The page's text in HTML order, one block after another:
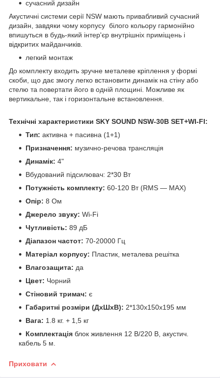
сучасний дизайн
Акустичні системи серії NSW мають привабливий сучасний
дизайн, завдяки чому корпусу білого кольору гармонійно
впишуться в будь-який інтер'єр внутрішніх приміщень і
відкритих майданчиків.
легкий монтаж
До комплекту входить зручне металеве кріплення у формі
скоби, що дає змогу легко встановити динамік на стіну або
стелю та повертати його в одній площині. Можливе як
вертикальне, так і горизонтальне встановлення.
Технічні характеристики SKY SOUND NSW-30B SET+WI-FI:
Тип: активна + пасивна (1+1)
Призначення: музично-речова трансляція
Динамік: 4"
Вбудований підсилювач: 2*30 Вт
Потужність комплекту: 60-120 Вт (RMS — MAX)
Опір: 8 Oм
Джерело звуку: Wi-Fi
Чутливість: 89 дБ
Діапазон частот: 70-20000 Гц
Матеріал корпусу: Пластик, металева решітка
Влагозащита: да
Цвет: Чорний
Стіновий тримач: є
Габаритні розміри (ДхШхВ): 2*130х150х195 мм
Вага: 1.8 кг. + 1,5 кг
Комплектація блок живлення 12 В/220 В, акустич.
кабель 5 м.
Приховати